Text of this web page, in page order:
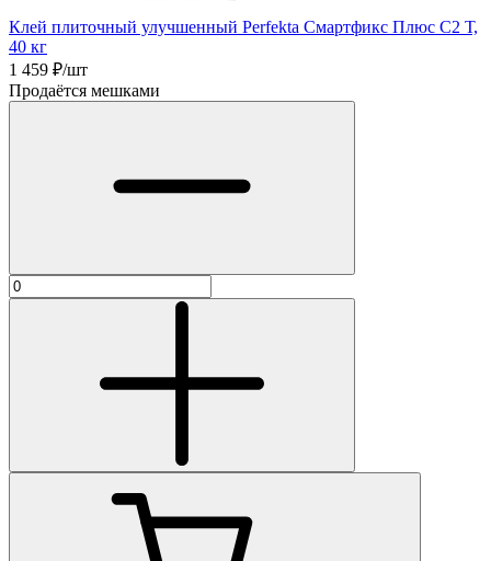
Клей плиточный улучшенный Perfekta Смартфикс Плюс C2 Т,
40 кг
1 459 ₽/шт
Продаётся мешками